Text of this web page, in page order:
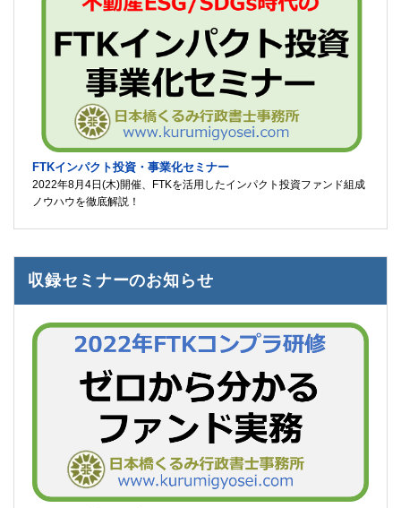
FTKインパクト投資・事業化セミナー
2022年8月4日(木)開催、FTKを活用したインパクト投資ファンド組成
ノウハウを徹底解説！
収録セミナーのお知らせ